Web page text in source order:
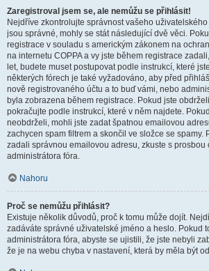
Zaregistroval jsem se, ale nemůžu se přihlásit!
Nejdříve zkontrolujte správnost vašeho
jsou správné, mohly se stát následující dvě věci.
registrace v souladu s americkým zákonem na
na internetu COPPA a vy jste během registrace
let, budete muset postupovat podle instrukcí, které
některých fórech je také vyžadováno, aby před
nově registrovaného účtu a to buď vámi, nebo
byla zobrazena během registrace. Pokud jste
pokračujte podle instrukcí, které v něm najdete.
neobdrželi, mohli jste zadat špatnou emailovou
zachycen spam filtrem a skončil ve složce se spamy.
zadali správnou emailovou adresu, zkuste s prosbou
administrátora fóra.
Nahoru
Proč se nemůžu přihlásit?
Existuje několik důvodů, proč k tomu může dojít.
zadáváte správné uživatelské jméno a heslo. Pokud
administrátora fóra, abyste se ujistili, že jste nebyli
že je na webu chyba v nastavení, která by měla být